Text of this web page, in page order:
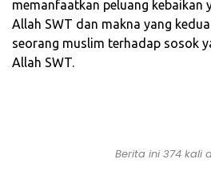
memanfaatkan peluang kebaikan
Allah SWT dan makna yang
seorang muslim terhadap sosok
Allah SWT.
Berita ini 374 kali